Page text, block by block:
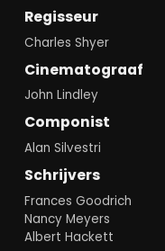
Regisseur
Charles Shyer
Cinematograaf
John Lindley
Componist
Alan Silvestri
Schrijvers
Frances Goodrich
Nancy Meyers
Albert Hackett